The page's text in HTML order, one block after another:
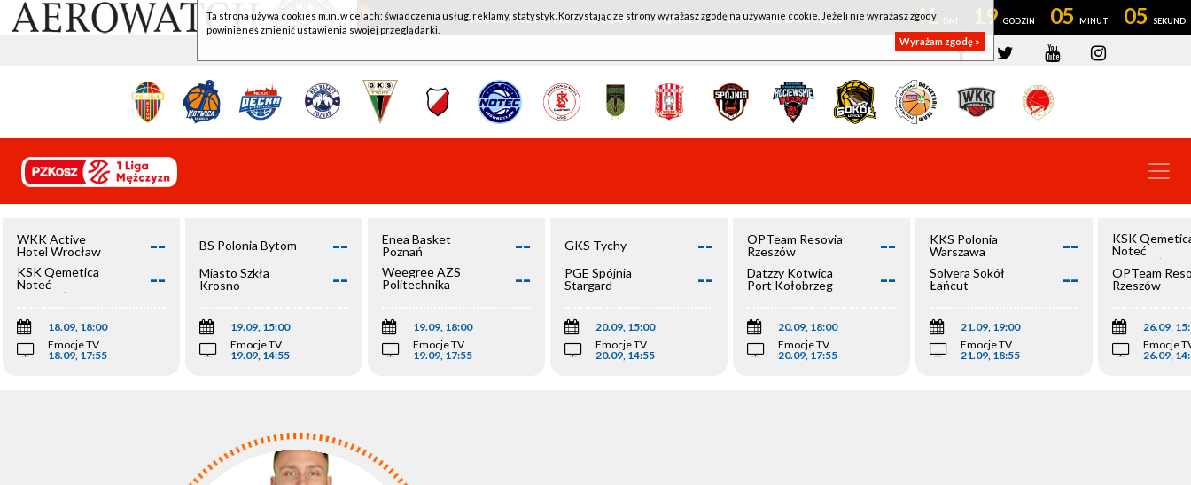
WKK ACTIVE HOTEL WROCŁAW - KSK QEMETICA NOTEĆ INOWROCŁAW 41 19 05 04
WKK Active
Hotel Wrocław
--
KSK Qemetica
Noteć
Inowrocław
--
18.09, 18:00
Emocje TV
18.09, 17:55
BS Polonia Bytom --
Miasto Szkła
Krosno
--
19.09, 15:00
Emocje TV
19.09, 14:55
Enea Basket
Poznań
--
Weegree AZS
Politechnika
--
19.09, 18:00
Emocje TV
19.09, 17:55
GKS Tychy --
PGE Spójnia
Stargard
--
20.09, 15:00
Emocje TV
20.09, 14:55
OPTeam Resovia
Rzeszów
--
Datzzy Kotwica
Port Kołobrzeg
--
20.09, 18:00
Emocje TV
20.09, 17:55
KKS Polonia
Warszawa
--
Solvera Sokół
Łańcut
--
21.09, 19:00
Emocje TV
21.09, 18:55
KSK
Noteć
Inowrocław
OPTeam
Rzeszów
26.09,
Emocje
26.09,
Ta strona używa cookies m.in. w celach: świadczenia usług, reklamy, statystyk. Korzystając ze strony wyrażasz zgodę na używanie cookie. Jeżeli nie wyrażasz zgody
powinieneś zmienić ustawienia swojej przeglądarki.
Wyrażam zgodę »